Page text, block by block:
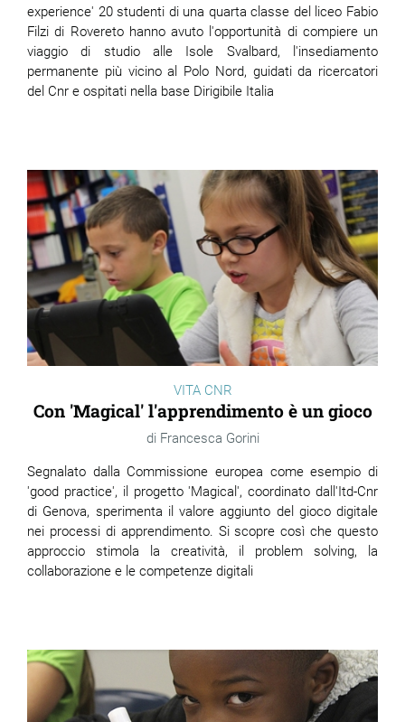
experience' 20 studenti di una quarta classe del liceo Fabio
Filzi di Rovereto hanno avuto l'opportunità di compiere un
viaggio di studio alle Isole Svalbard, l'insediamento
permanente più vicino al Polo Nord, guidati da ricercatori
del Cnr e ospitati nella base Dirigibile Italia
VITA CNR
Con 'Magical' l'apprendimento è un gioco
Francesca Gorini
Segnalato dalla Commissione europea come esempio di
'good practice', il progetto 'Magical', coordinato dall'Itd-Cnr
di Genova, sperimenta il valore aggiunto del gioco digitale
nei processi di apprendimento. Si scopre così che questo
approccio stimola la creatività, il problem solving, la
collaborazione e le competenze digitali